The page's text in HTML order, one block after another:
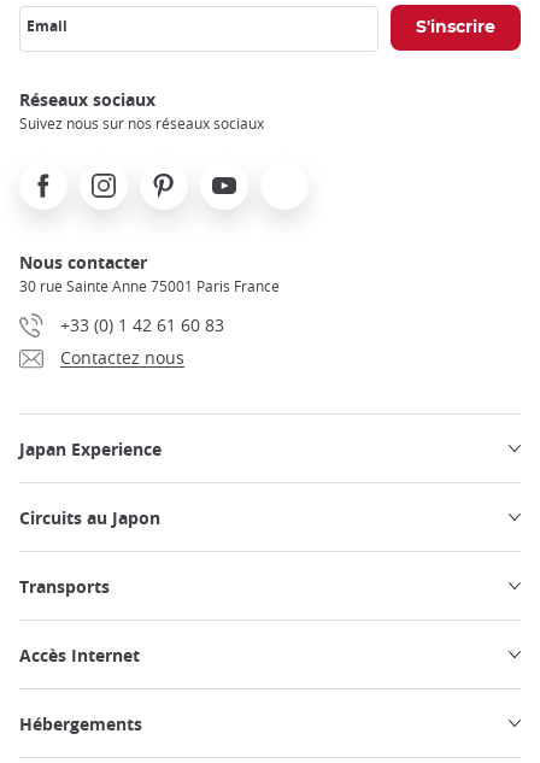
Email
Réseaux sociaux
Suivez nous sur nos réseaux sociaux
FacebookInstagramPinterest Youtube
Nous contacter
30 rue Sainte Anne 75001 Paris France
+33 (0) 1 42 61 60 83
Contactez nous
Japan Experience
Circuits au Japon
Transports
Accès Internet
Hébergements